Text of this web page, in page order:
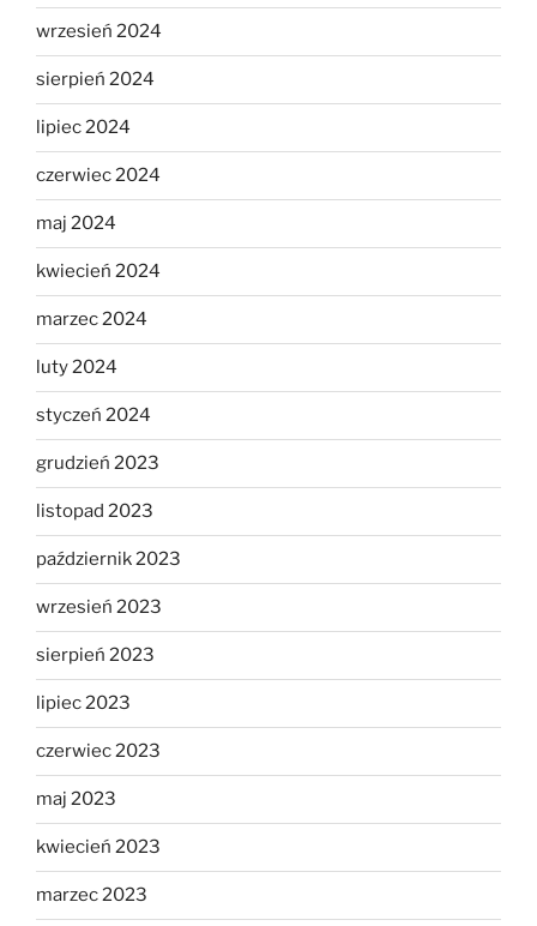
wrzesień 2024
sierpień 2024
lipiec 2024
czerwiec 2024
maj 2024
kwiecień 2024
marzec 2024
luty 2024
styczeń 2024
grudzień 2023
listopad 2023
październik 2023
wrzesień 2023
sierpień 2023
lipiec 2023
czerwiec 2023
maj 2023
kwiecień 2023
marzec 2023